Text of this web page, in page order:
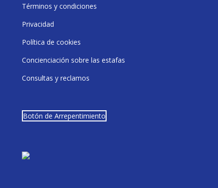
Términos y condiciones
Privacidad
Política de cookies
Concienciación sobre las estafas
Consultas y reclamos
Botón de Arrepentimiento